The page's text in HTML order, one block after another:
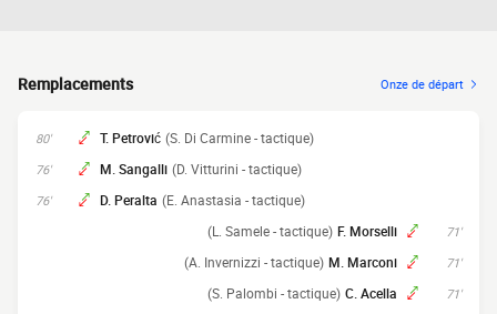
Remplacements Onze de départ
80' T. Petrović (S. Di Carmine - tactique)
76' M. Sangalli (D. Vitturini - tactique)
76' D. Peralta (E. Anastasia - tactique)
71'
F. Morselli
(L. Samele - tactique)
71'
M. Marconi
(A. Invernizzi - tactique)
71'
C. Acella
(S. Palombi - tactique)